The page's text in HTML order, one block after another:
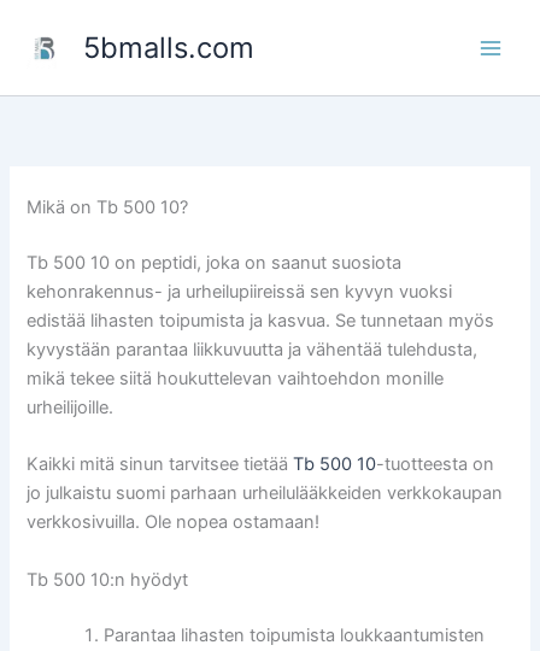
5bmalls.com
Mikä on Tb 500 10?
Tb 500 10 on peptidi, joka on saanut suosiota
kehonrakennus- ja urheilupiireissä sen kyvyn vuoksi
edistää lihasten toipumista ja kasvua. Se tunnetaan myös
kyvystään parantaa liikkuvuutta ja vähentää tulehdusta,
mikä tekee siitä houkuttelevan vaihtoehdon monille
urheilijoille.
Kaikki mitä sinun tarvitsee tietääTb 500 10-tuotteesta on
jo julkaistu suomi parhaan urheilulääkkeiden verkkokaupan
verkkosivuilla. Ole nopea ostamaan!
Tb 500 10:n hyödyt
Parantaa lihasten toipumista loukkaantumisten